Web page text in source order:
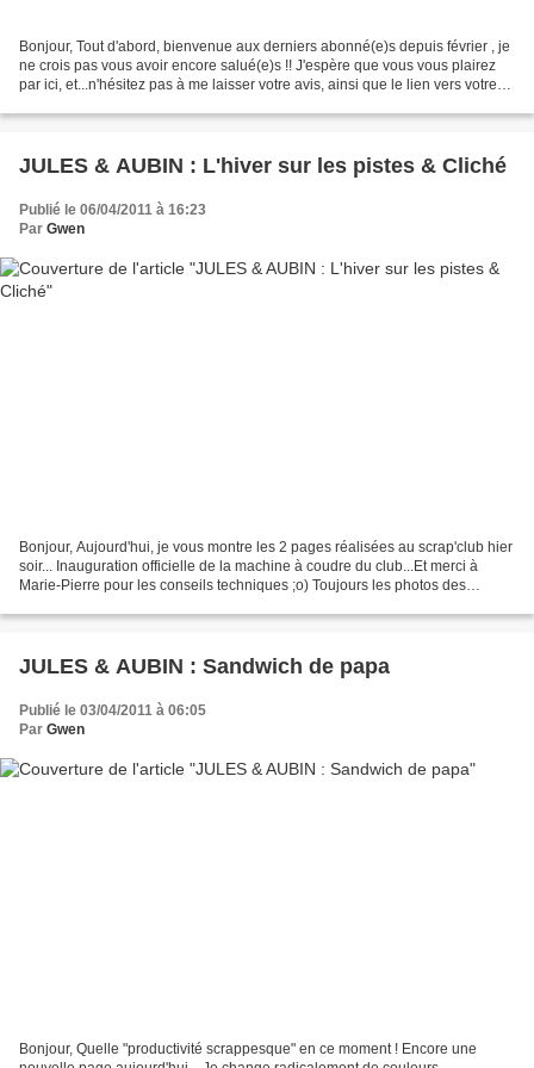
Bonjour, Tout d'abord, bienvenue aux derniers abonné(e)s depuis février , je
ne crois pas vous avoir encore salué(e)s !! J'espère que vous vous plairez
par ici, et...n'hésitez pas à me laisser votre avis, ainsi que le lien vers votre
JULES & AUBIN : L'hiver sur les pistes & Cliché
Publié le 06/04/2011 à 16:23
Par Gwen
Bonjour, Aujourd'hui, je vous montre les 2 pages réalisées au scrap'club hier
soir... Inauguration officielle de la machine à coudre du club...Et merci à
Marie-Pierre pour les conseils techniques ;o) Toujours les photos des
JULES & AUBIN : Sandwich de papa
Publié le 03/04/2011 à 06:05
Par Gwen
Bonjour, Quelle "productivité scrappesque" en ce moment ! Encore une